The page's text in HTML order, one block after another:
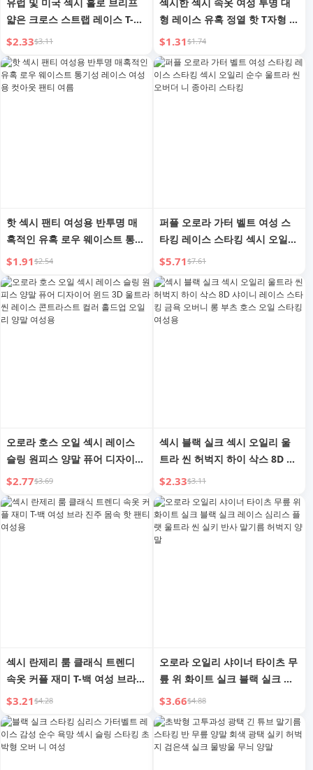
얇은 크로스 스트랩 레이스 T-백
핫 유혹 로우 웨이스트 팬티 여
성
$2.33$3.11
형 레이스 유혹 정열 핫 T자형 팬
티 플러팅 프리 유혹 T백
$1.31$1.74
핫 섹시 팬티 여성용 반투명 매
혹적인 유혹 로우 웨이스트 통기
성 레이스 여성용 컷아웃 팬티
여름
$1.91$2.54
퍼플 오로라 가터 벨트 여성 스
타킹 레이스 스타킹 섹시 오일리
순수 울트라 씬 오버더 니 종아
리 스타킹
$5.71$7.61
오로라 호스 오일 섹시 레이스
슬링 원피스 양말 퓨어 디자이어
윈드 3D 울트라 씬 레이스 콘트
라스트 컬러 홀드업 오일리 양말
여성용
$2.77$3.69
섹시 블랙 실크 섹시 오일리 울
트라 씬 허벅지 하이 삭스 8D 샤
이니 레이스 스타킹 금욕 오버니
롱 부츠 호스 오일 스타킹 여성
용
$2.33$3.11
섹시 란제리 룸 클래식 트렌디
속옷 커플 재미 T-백 여성 브라
진주 몸속 핫 팬티 여성용
$3.21$4.28
오로라 오일리 샤이너 타이츠 무
릎 위 화이트 실크 블랙 실크 레
이스 심리스 플랫 울트라 씬 실
키 반사 말기름 허벅지 양말
$3.66$4.88